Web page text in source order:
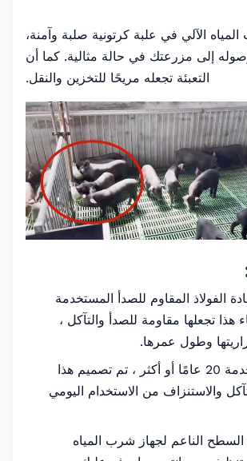
الآلي في علبة كرتونية صلبة وآمنة،
إلى مزرعتك في حالة مثالية. كما أن
التعبئة تجعله مريحًا للتخزين والنقل.
الفولاذ المقاوم للصدأ المستخدمة
تجعلها مقاومة للصدأ والتآكل ،
وطول عمرها.
متينة: مع عمر خدمة 20 عامًا أو أكثر ، تم تصميم هذا
والاستنزاف من الاستخدام اليومي
الناعم لجهاز شرب المياه